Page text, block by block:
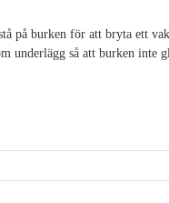
på burken för att bryta ett
underlägg så att burken inte